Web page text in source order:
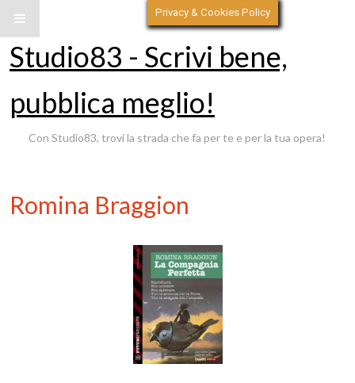
Studio83 - Scrivi bene,
pubblica meglio!
Con Studio83, trovi la strada che fa per te e per la tua opera!
Romina Braggion
Privacy & Cookies Policy